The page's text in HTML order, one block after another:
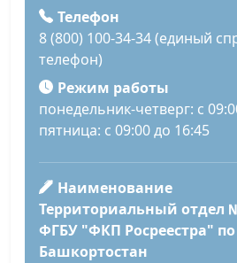
Телефон
8 (800) 100-34-34 (единый
телефон)
Режим работы
понедельник-четверг: с
пятница: с 09:00 до 16:45
Наименование
Территориальный отдел
ФГБУ "ФКП Росреестра" по
Башкортостан